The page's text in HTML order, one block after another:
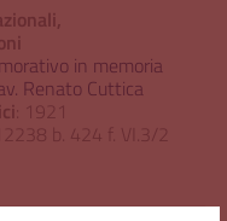
in memoria
Renato Cuttica
: 1921
b. 424 f. VI.3/2